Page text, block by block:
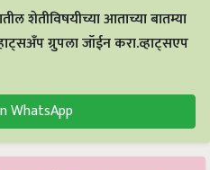
शेतीविषयीच्या आताच्या बातम्या
ग्रुपला जॉईन करा.व्हाट्सएप
WhatsApp